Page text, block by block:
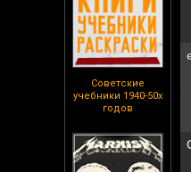
Советские
учебники 1940-50х
годов